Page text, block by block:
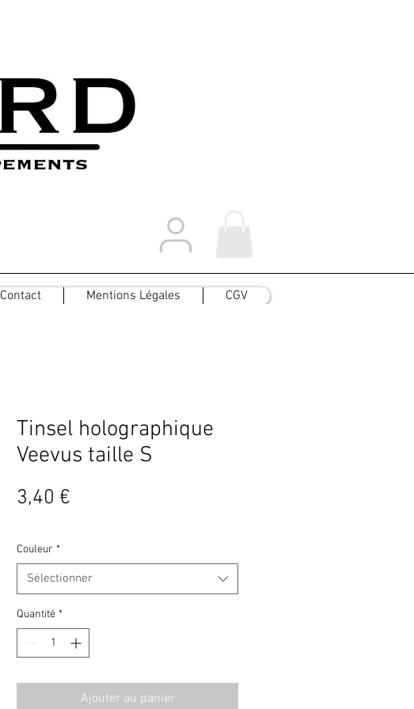
Contact Mentions Légales CGV
Tinsel holographique
Veevus taille S
3,40 €
Couleur *
Sélectionner
Quantité *
Ajouter au panier